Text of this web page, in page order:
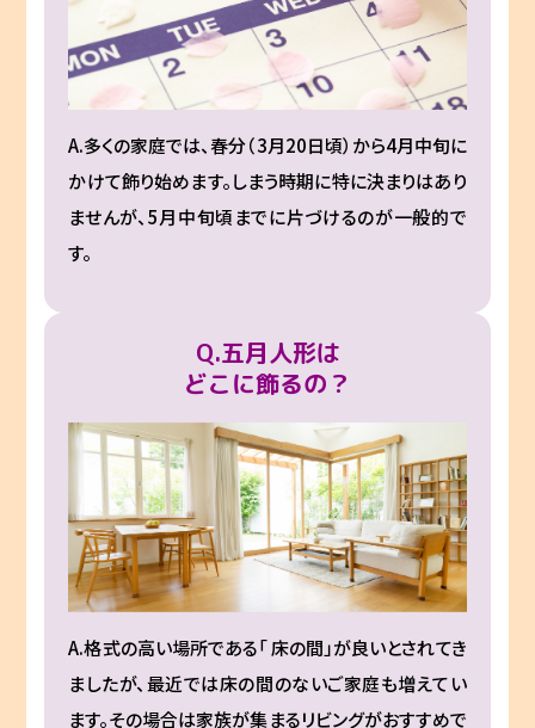
A.多くの家庭では、春分（3月20日頃）から4月中旬に
かけて飾り始めます。しまう時期に特に決まりはあり
ませんが、5月中旬頃までに片づけるのが一般的で
す。
Q.五月人形は
どこに飾るの？
A.格式の高い場所である「 床の間」が良いとされてき
ましたが、最近では床の間のないご家庭も増えてい
ます。その場合は家族が集まるリビングがおすすめで